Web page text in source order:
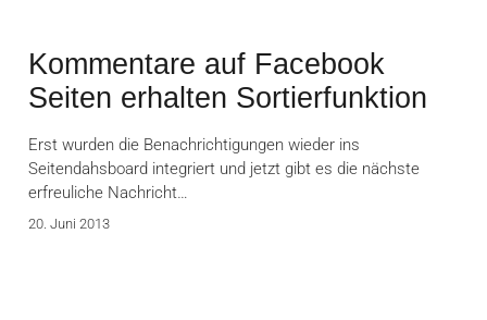
Kommentare auf Facebook
Seiten erhalten Sortierfunktion
Erst wurden die Benachrichtigungen wieder ins
Seitendahsboard integriert und jetzt gibt es die nächste
erfreuliche Nachricht…
20. Juni 2013